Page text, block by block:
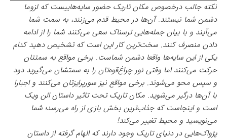
نکته جالب درخصوص مکان تاریک حضور سایه‌هاییست که لزوما
دشمن شما نیستند. آن‌ها در محیط قدم می‌زنند، به سمت شما
می‌آیند و با بیان جمله‌هایی ترسناک سعی می‌کنند شما را از ادامه
دادن منصرف کنند. سخت‌ترین کار این است که تشخیص دهید کدام
یکی از این سایه‌ها واقعا دشمن شماست. برخی مواقع به سمتتان
حرکت می‌کنند اما وقتی نور چراغ‌قوه‌تان را به سمتشان می‌گیرید دود
و سپس محو می‌شوند. برخی مواقع نیز سورپرایزتان می‌کنند و اجبارا
با آن‌ها درگیر می‌شوید. مکان تاریک تحت تاثیر داستان الن ویک
است و اینجاست که جذاب‌ترین بخش بازی از راه می‌رسد؛ شما
می‌نویسید و محیط تغییر می‌کند!
پژواک‌هایی در دنیای تاریک وجود دارند که الهام گرفته از داستان